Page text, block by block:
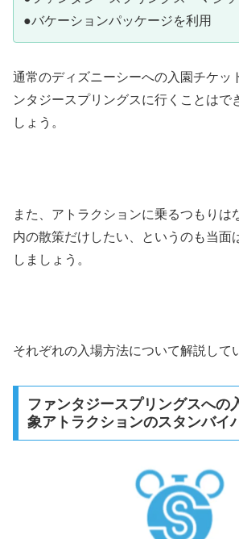
●バケーションパッケージを利用
通常のディズニーシーへの入園チケッ
ンタジースプリングスに行くことはで
しょう。
また、アトラクションに乗るつもりは
内の散策だけしたい、というのも当面
しましょう。
それぞれの入場方法について解説して
ファンタジースプリングスへ
象アトラクションのスタンバイ